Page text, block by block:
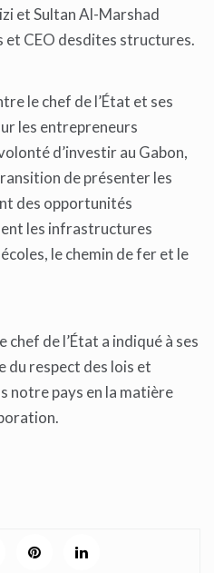
et Sultan Al-Marshad
CEO desdites structures.
le chef de l’État et ses
les entrepreneurs
d’investir au Gabon,
de présenter les
des opportunités
les infrastructures
le chemin de fer et le
chef de l’État a indiqué à ses
du respect des lois et
notre pays en la matière